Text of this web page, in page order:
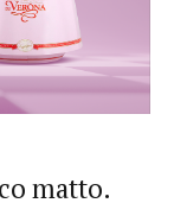
matto.